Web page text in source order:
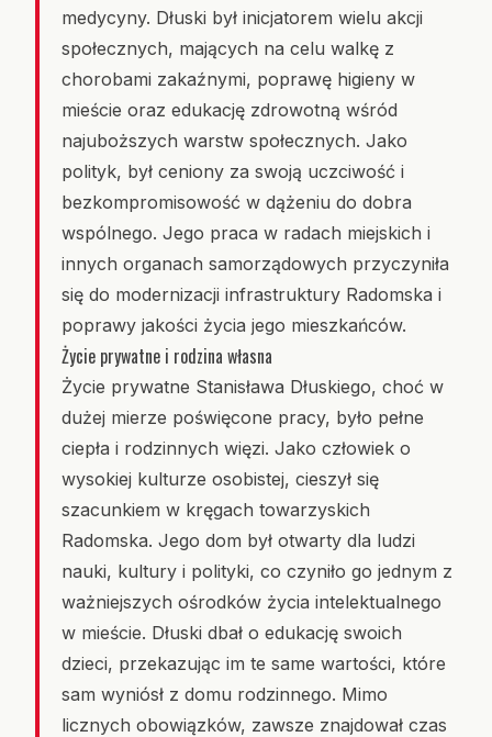
medycyny. Dłuski był inicjatorem wielu akcji
społecznych, mających na celu walkę z
chorobami zakaźnymi, poprawę higieny w
mieście oraz edukację zdrowotną wśród
najuboższych warstw społecznych. Jako
polityk, był ceniony za swoją uczciwość i
bezkompromisowość w dążeniu do dobra
wspólnego. Jego praca w radach miejskich i
innych organach samorządowych przyczyniła
się do modernizacji infrastruktury Radomska i
poprawy jakości życia jego mieszkańców.
Życie prywatne i rodzina własna
Życie prywatne Stanisława Dłuskiego, choć w
dużej mierze poświęcone pracy, było pełne
ciepła i rodzinnych więzi. Jako człowiek o
wysokiej kulturze osobistej, cieszył się
szacunkiem w kręgach towarzyskich
Radomska. Jego dom był otwarty dla ludzi
nauki, kultury i polityki, co czyniło go jednym z
ważniejszych ośrodków życia intelektualnego
w mieście. Dłuski dbał o edukację swoich
dzieci, przekazując im te same wartości, które
sam wyniósł z domu rodzinnego. Mimo
licznych obowiązków, zawsze znajdował czas